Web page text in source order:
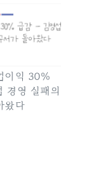
이익 30%
경영 실패의
왔다